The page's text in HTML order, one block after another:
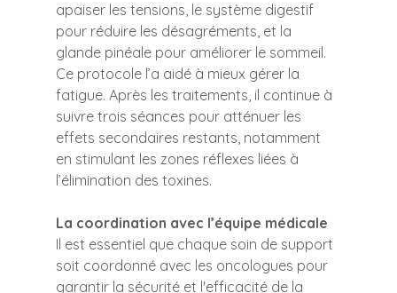
apaiser les tensions, le système digestif
pour réduire les désagréments, et la
glande pinéale pour améliorer le sommeil.
Ce protocole l’a aidé à mieux gérer la
fatigue. Après les traitements, il continue à
suivre trois séances pour atténuer les
effets secondaires restants, notamment
en stimulant les zones réflexes liées à
l’élimination des toxines.
La coordination avec l’équipe médicale
Il est essentiel que chaque soin de support
soit coordonné avec les oncologues pour
garantir la sécurité et l'efficacité de la